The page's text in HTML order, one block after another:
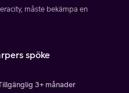
måste bekämpa en
spöke
3+ månader